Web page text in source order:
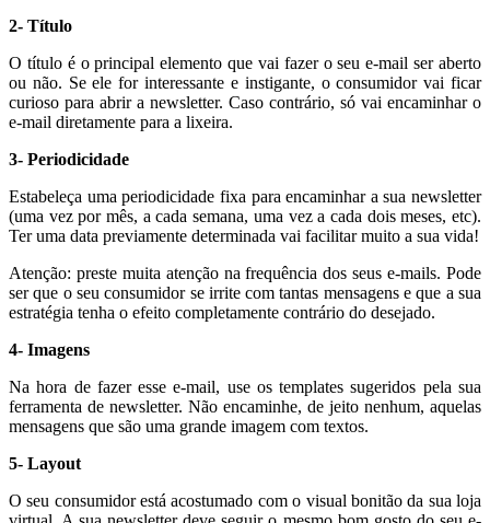
2- Título
O título é o principal elemento que vai fazer o seu e-mail ser aberto
ou não. Se ele for interessante e instigante, o consumidor vai ficar
curioso para abrir a newsletter. Caso contrário, só vai encaminhar o
e-mail diretamente para a lixeira.
3- Periodicidade
Estabeleça uma periodicidade fixa para encaminhar a sua newsletter
(uma vez por mês, a cada semana, uma vez a cada dois meses, etc).
Ter uma data previamente determinada vai facilitar muito a sua vida!
Atenção: preste muita atenção na frequência dos seus e-mails. Pode
ser que o seu consumidor se irrite com tantas mensagens e que a sua
estratégia tenha o efeito completamente contrário do desejado.
4- Imagens
Na hora de fazer esse e-mail, use os templates sugeridos pela sua
ferramenta de newsletter. Não encaminhe, de jeito nenhum, aquelas
mensagens que são uma grande imagem com textos.
5- Layout
O seu consumidor está acostumado com o visual bonitão da sua loja